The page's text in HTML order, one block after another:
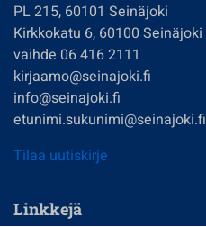
PL 215, 60101 Seinäjoki
Kirkkokatu 6, 60100 Seinäjoki
vaihde 06 416 2111
kirjaamo@seinajoki.fi
info@seinajoki.fi
etunimi.sukunimi@seinajoki.fi
Tilaa uutiskirje
Linkkejä